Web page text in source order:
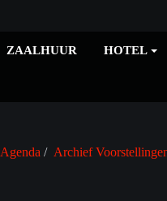
ZAALHUUR HOTEL
Agenda Archief